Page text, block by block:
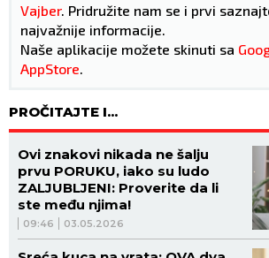
Vajber. Pridružite nam se i prvi
najvažnije informacije.
Naše aplikacije možete skinuti sa
AppStore
PROČITAJTE I...
09:46 03.05.2026
Ovi znakovi nikada ne šalju
prvu PORUKU, iako su ludo
ZALJUBLJENI: Proverite da li
ste među njima!